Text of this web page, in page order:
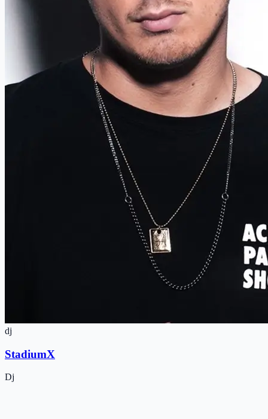
dj
StadiumX
Dj